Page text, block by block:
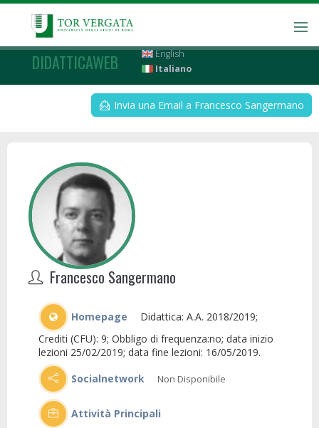
DIDATTICAWEB
English
Italiano
Invia una Email a Francesco Sangermano
Francesco Sangermano
Homepage
Crediti (CFU): 9; Obbligo di frequenza:no; data inizio
lezioni 25/02/2019; data fine lezioni: 16/05/2019.
Socialnetwork
Non Disponibile
Attività Principali